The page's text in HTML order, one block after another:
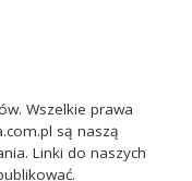
Wszelkie prawa
są naszą
Linki do naszych